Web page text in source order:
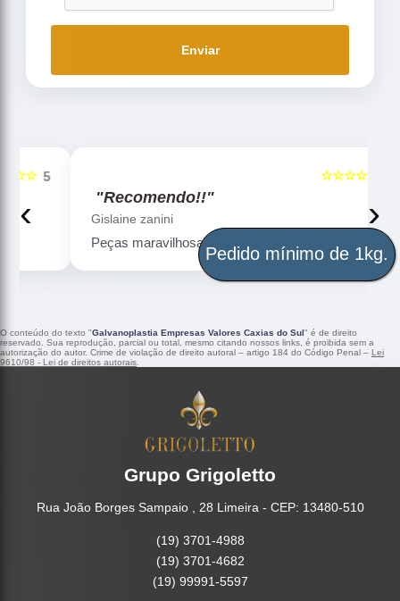
Enviar
5
☆☆☆☆☆
"Recomendo!!"
Gislaine zanini
Peças maravilhosa ! Banho de confiança
‹ ›
O conteúdo do texto "Galvanoplastia Empresas Valores Caxias do Sul" é de direito
reservado. Sua reprodução, parcial ou total, mesmo citando nossos links, é proibida sem a
autorização do autor. Crime de violação de direito autoral – artigo 184 do Código Penal – Lei
9610/98 - Lei de direitos autorais
Grupo Grigoletto
Rua João Borges Sampaio , 28 Limeira - CEP: 13480-510
(19) 3701-4988
(19) 3701-4682
(19) 99991-5597
Pedido mínimo de 1kg.